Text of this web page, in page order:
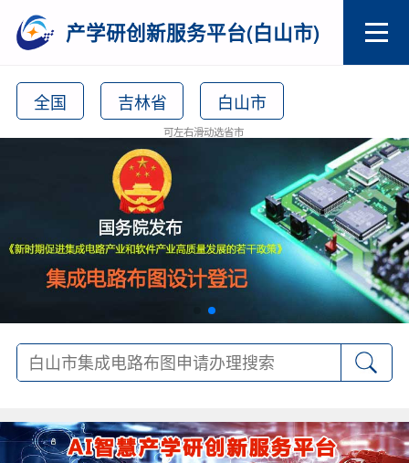
产学研创新服务平台(白山市)
全国 吉林省 白山市
可左右滑动选省市